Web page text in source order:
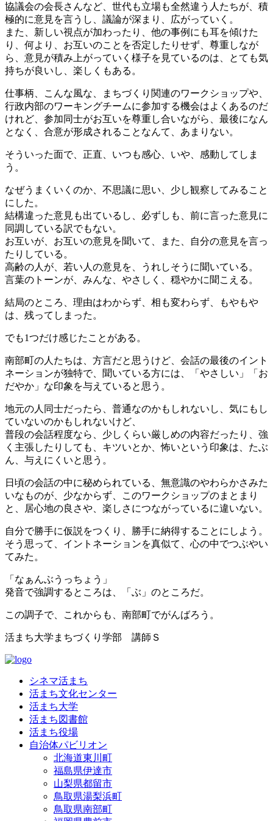
協議会の会長さんなど、世代も立場も全然違う人たちが、積
極的に意見を言うし、議論が深まり、広がっていく。
また、新しい視点が加わったり、他の事例にも耳を傾けた
り、何より、お互いのことを否定したりせず、尊重しなが
ら、意見が積み上がっていく様子を見ているのは、とても気
持ちが良いし、楽しくもある。
仕事柄、こんな風な、まちづくり関連のワークショップや、
行政内部のワーキングチームに参加する機会はよくあるのだ
けれど、参加同士がお互いを尊重し合いながら、最後になん
となく、合意が形成されることなんて、あまりない。
そういった面で、正直、いつも感心、いや、感動してしま
う。
なぜうまくいくのか、不思議に思い、少し観察してみること
にした。
結構違った意見も出ているし、必ずしも、前に言った意見に
同調している訳でもない。
お互いが、お互いの意見を聞いて、また、自分の意見を言っ
たりしている。
高齢の人が、若い人の意見を、うれしそうに聞いている。
言葉のトーンが、みんな、やさしく、穏やかに聞こえる。
結局のところ、理由はわからず、相も変わらず、もやもや
は、残ってしまった。
でも1つだけ感じたことがある。
南部町の人たちは、方言だと思うけど、会話の最後のイント
ネーションが独特で、聞いている方には、「やさしい」「お
だやか」な印象を与えていると思う。
地元の人同士だったら、普通なのかもしれないし、気にもし
ていないのかもしれないけど、
普段の会話程度なら、少しくらい厳しめの内容だったり、強
く主張したりしても、キツいとか、怖いという印象は、たぶ
ん、与えにくいと思う。
日頃の会話の中に秘められている、無意識のやわらかさみた
いなものが、少なからず、このワークショップのまとまり
と、居心地の良さや、楽しさにつながっているに違いない。
自分で勝手に仮説をつくり、勝手に納得することにしよう。
そう思って、イントネーションを真似て、心の中でつぶやい
てみた。
「なぁんぶうっちょう」
発音で強調するところは、「ぶ」のところだ。
この調子で、これからも、南部町でがんばろう。
活まち大学まちづくり学部 講師Ｓ
シネマ活まち
活まち文化センター
活まち大学
活まち図書館
活まち役場
自治体パビリオン
北海道東川町
福島県伊達市
山梨県都留市
鳥取県湯梨浜町
鳥取県南部町